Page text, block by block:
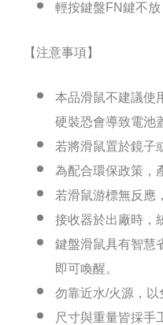
輕按鍵盤FN鍵不
【注意事項】
本品滑鼠不建議使
硬裝恐會導致電池
若將滑鼠置於鏡子
為配合環保政策，
若滑鼠游標無反應
接收器於出廠時，
鍵盤滑鼠具有智慧
即可喚醒。
勿靠近水/火源，以
尺寸與重量皆採手